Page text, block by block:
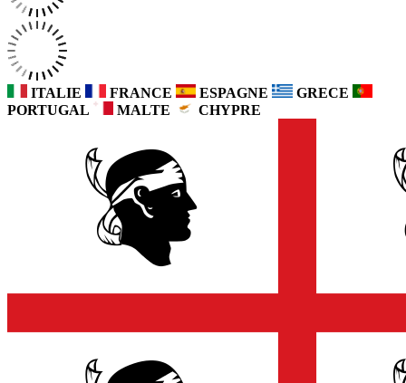
ITALIE FRANCE ESPAGNE
GRECE
PORTUGAL
MALTE CHYPRE